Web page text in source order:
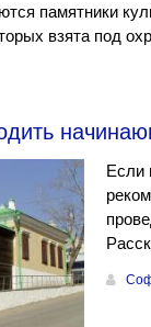
памятники
взята под
Если